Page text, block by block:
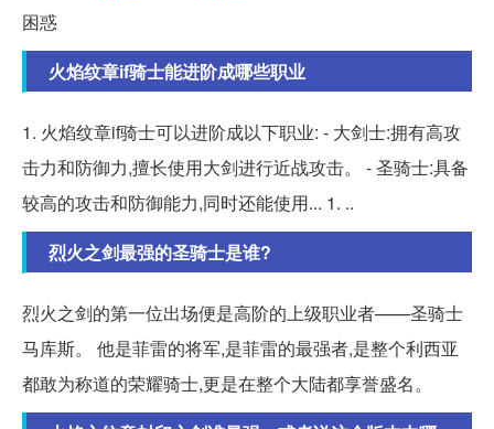
困惑
火焰纹章if骑士能进阶成哪些职业
1. 火焰纹章if骑士可以进阶成以下职业: - 大剑士:拥有高攻
击力和防御力,擅长使用大剑进行近战攻击。 - 圣骑士:具备
较高的攻击和防御能力,同时还能使用... 1. ..
烈火之剑最强的圣骑士是谁?
烈火之剑的第一位出场便是高阶的上级职业者——圣骑士
马库斯。 他是菲雷的将军,是菲雷的最强者,是整个利西亚
都敢为称道的荣耀骑士,更是在整个大陆都享誉盛名。